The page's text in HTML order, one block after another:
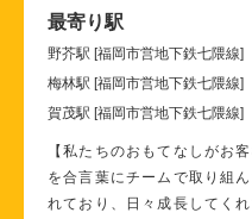
最寄り駅
野芥駅 [福岡市営地下鉄七隈線]
梅林駅 [福岡市営地下鉄七隈線]
賀茂駅 [福岡市営地下鉄七隈線]
【私たちのおもてなしがお
を合言葉にチームで取り組
れており、日々成長してく